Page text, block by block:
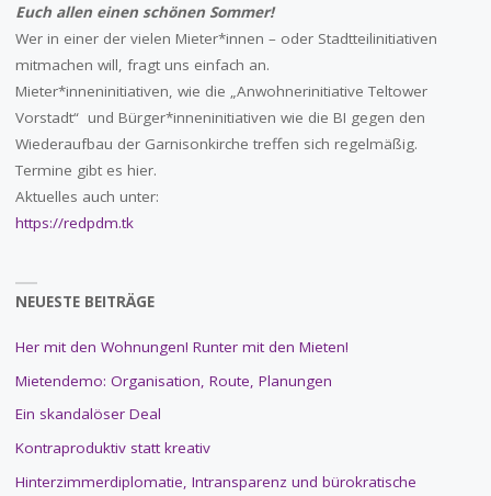
Euch allen einen schönen Sommer!
Wer in einer der vielen Mieter*innen – oder Stadtteilinitiativen
mitmachen will, fragt uns einfach an.
Mieter*inneninitiativen, wie die „Anwohnerinitiative Teltower
Vorstadt“ und Bürger*inneninitiativen wie die BI gegen den
Wiederaufbau der Garnisonkirche treffen sich regelmäßig.
Termine gibt es hier.
Aktuelles auch unter:
https://redpdm.tk
NEUESTE BEITRÄGE
Her mit den Wohnungen! Runter mit den Mieten!
Mietendemo: Organisation, Route, Planungen
Ein skandalöser Deal
Kontraproduktiv statt kreativ
Hinterzimmerdiplomatie, Intransparenz und bürokratische